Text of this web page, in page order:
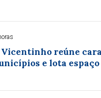
Vicentinho reúne
e lota espaço